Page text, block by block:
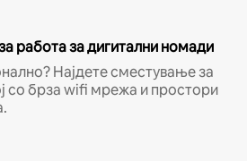
работа за дигитални номади
Најдете сместување за
со брза wifi мрежа и простори